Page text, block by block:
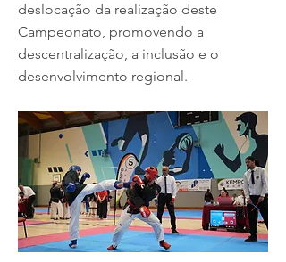
deslocação da realização deste
Campeonato, promovendo a
descentralização, a inclusão e o
desenvolvimento regional.